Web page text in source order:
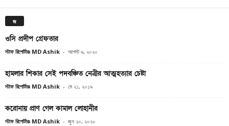
জ
ওসি প্রদীপ গ্রেফতার
স্টাফ রিপোর্টারঃ MD Ashik - আগস্ট ৬, ২০২০
হামলার শিকার সেই পদবঞ্চিত নেত্রীর আত্মহত্যার চেষ্টা
স্টাফ রিপোর্টারঃ MD Ashik - মে ২১, ২০১৯
করোনায় প্রাণ গেল কামাল লোহানীর
স্টাফ রিপোর্টারঃ MD Ashik - জুন ২০, ২০২০